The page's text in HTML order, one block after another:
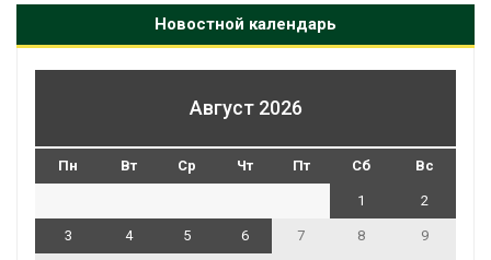
Новостной календарь
Август 2026
Пн Вт Ср Чт Пт Сб Вс
1 2
3 4 5 6 7 8 9